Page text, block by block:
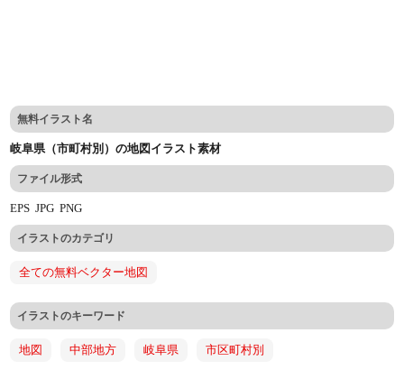
無料イラスト名
岐阜県（市町村別）の地図イラスト素材
ファイル形式
EPSJPGPNG
イラストのカテゴリ
全ての無料ベクター地図
イラストのキーワード
地図 中部地方 岐阜県 市区町村別